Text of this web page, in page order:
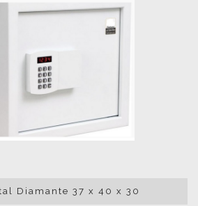
Diamante 37 x 40 x 30